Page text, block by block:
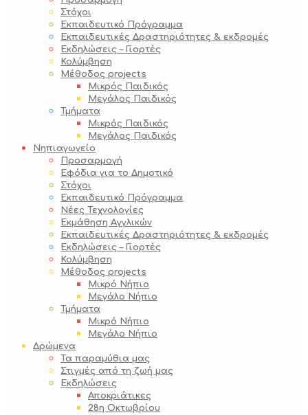
Στόχοι
Εκπαιδευτικό Πρόγραμμα
Εκπαιδευτικές Δραστηριότητες & εκδρομές
Εκδηλώσεις – Γιορτές
Κολύμβηση
Μέθοδος projects
Μικρός Παιδικός
Μεγάλος Παιδικός
Τμήματα
Μικρός Παιδικός
Μεγάλος Παιδικός
Νηπιαγωγείο
Προσαρμογή
Εφόδια για το Δημοτικό
Στόχοι
Εκπαιδευτικό Πρόγραμμα
Νέες Τεχνολογίες
Εκμάθηση Αγγλικών
Εκπαιδευτικές Δραστηριότητες & εκδρομές
Εκδηλώσεις – Γιορτές
Κολύμβηση
Μέθοδος projects
Μικρό Νήπιο
Μεγάλο Νήπιο
Τμήματα
Μικρό Νήπιο
Μεγάλο Νήπιο
Δρώμενα
Τα παραμύθια μας
Στιγμές από τη ζωή μας
Εκδηλώσεις
Αποκριάτικες
28η Οκτωβρίου